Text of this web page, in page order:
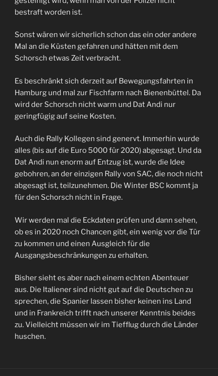
bestraft worden ist.
Sonst wären wir sicherlich schon das ein oder andere
Mal an die Küsten gefahren und hätten mit dem
Schorsch etwas Zeit verbracht.
Es beschränkt sich derzeit auf Bewegungsfahrten in
Hamburg und mal zur Fischfarm nach Bienenbüttel. Da
wird der Schorsch nicht warm und Dat Andi nur
geringfügig auf seine Kosten.
Auch die Rally Kollegen sind genervt. Immerhin wurde
alles (bis auf die Euro 5000 für 2020) abgesagt. Und da
Dat Andi nun enorm auf Entzug ist, wurde die Idee
gebohren, an der einzigen Rally von SAC, die noch nicht
abgesagt ist, teilzunehmen. Die Winter BSC kommt ja
für den Schorsch nicht in Frage.
Wir werden mal die Eckdaten prüfen und dann sehen,
ob es in 2020 noch Chancen gibt, ein wenig vor die Tür
zu kommen und einen Ausgleich für die
Ausgangsbeschränkungen zu erhalten.
Bisher sieht es aber nach einem echten Abenteuer
aus. Die Italiener sind nicht gut auf die Deutschen zu
sprechen, die Spanier lassen bisher keinen ins Land
und in Frankreich trifft nach unserer Kenntnis beides
zu. Vielleicht müssen wir im Tiefflug durch die Länder
huschen.